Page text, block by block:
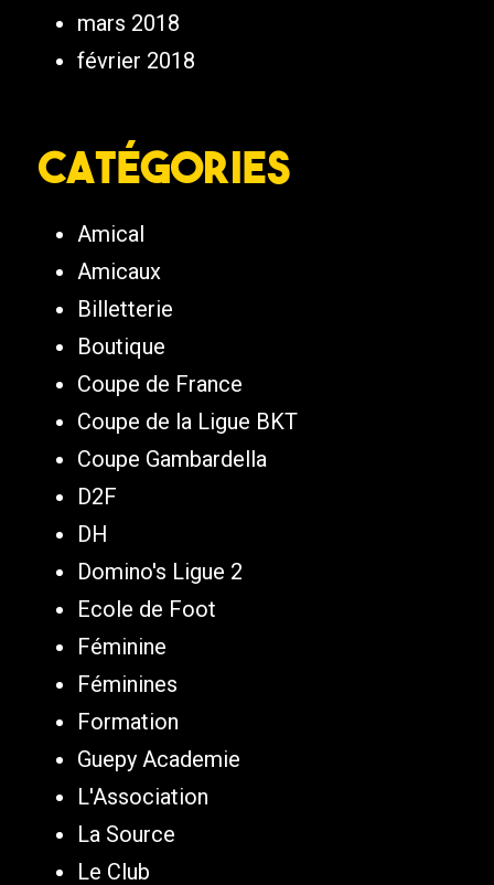
mars 2018
février 2018
Catégories
Amical
Amicaux
Billetterie
Boutique
Coupe de France
Coupe de la Ligue BKT
Coupe Gambardella
D2F
DH
Domino's Ligue 2
Ecole de Foot
Féminine
Féminines
Formation
Guepy Academie
L'Association
La Source
Le Club